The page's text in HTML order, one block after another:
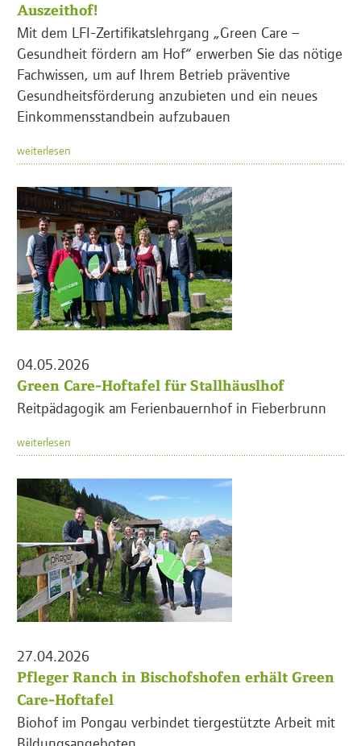
Auszeithof!
Mit dem LFI-Zertifikatslehrgang „Green Care –
Gesundheit fördern am Hof“ erwerben Sie das nötige
Fachwissen, um auf Ihrem Betrieb präventive
Gesundheitsförderung anzubieten und ein neues
Einkommensstandbein aufzubauen
weiterlesen
04.05.2026
Green Care-Hoftafel für Stallhäuslhof
Reitpädagogik am Ferienbauernhof in Fieberbrunn
weiterlesen
27.04.2026
Pfleger Ranch in Bischofshofen erhält Green
Care-Hoftafel
Biohof im Pongau verbindet tiergestützte Arbeit mit